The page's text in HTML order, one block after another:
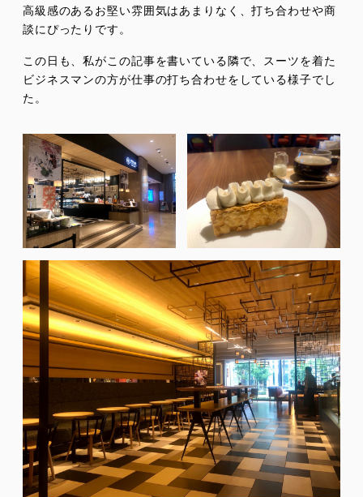
高級感のあるお堅い雰囲気はあまりなく、打ち合わせや商
談にぴったりです。
この日も、私がこの記事を書いている隣で、スーツを着た
ビジネスマンの方が仕事の打ち合わせをしている様子でし
た。